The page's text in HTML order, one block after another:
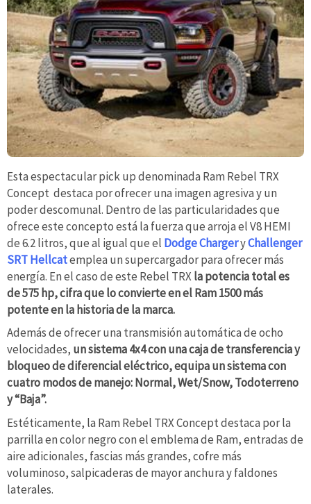
Esta espectacular pick up denominada Ram Rebel TRX
Concept destaca por ofrecer una imagen agresiva y un
poder descomunal. Dentro de las particularidades que
ofrece este concepto está la fuerza que arroja el V8 HEMI
de 6.2 litros, que al igual que el Dodge ChargeryChallenger
SRT Hellcatemplea un supercargador para ofrecer más
energía. En el caso de este Rebel TRXla potencia total es
de 575 hp, cifra que lo convierte en el Ram 1500 más
potente en la historia de la marca.
Además de ofrecer una transmisión automática de ocho
velocidades, un sistema 4x4 con una caja de transferencia y
bloqueo de diferencial eléctrico, equipa un sistema con
cuatro modos de manejo: Normal, Wet/Snow, Todoterreno
y “Baja”.
Estéticamente, la Ram Rebel TRX Concept destaca por la
parrilla en color negro con el emblema de Ram, entradas de
aire adicionales, fascias más grandes, cofre más
voluminoso, salpicaderas de mayor anchura y faldones
laterales.